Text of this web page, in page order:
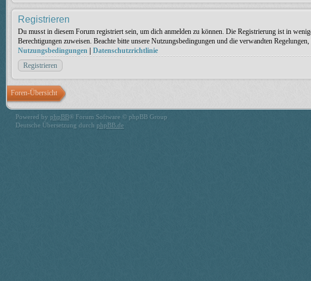
Registrieren
Du musst in diesem Forum registriert sein, um dich anmelden zu können. Die Registrierung ist in
Berechtigungen zuweisen. Beachte bitte unsere Nutzungsbedingungen und die verwandten
Nutzungsbedingungen
Datenschutzrichtlinie
Registrieren
Foren-Übersicht
Powered by phpBB® Forum Software © phpBB Group
Deutsche Übersetzung durch phpBB.de